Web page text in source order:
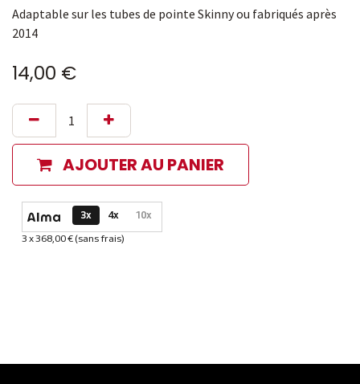
Adaptable sur les tubes de pointe Skinny ou fabriqués après
2014
14,00 €
AJOUTER AU PANIER
Options de paiement disponibles
3x 4x 10x
Informations sur le plan de paiement sélectionné
3 x 368,00 € (sans frais)